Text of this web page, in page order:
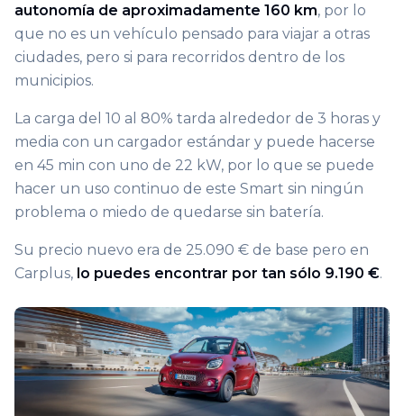
autonomía de aproximadamente 160 km, por lo
que no es un vehículo pensado para viajar a otras
ciudades, pero si para recorridos dentro de los
municipios.
La carga del 10 al 80% tarda alrededor de 3 horas y
media con un cargador estándar y puede hacerse
en 45 min con uno de 22 kW, por lo que se puede
hacer un uso continuo de este Smart sin ningún
problema o miedo de quedarse sin batería.
Su precio nuevo era de 25.090 € de base pero en
Carplus, lo puedes encontrar por tan sólo 9.190 €.